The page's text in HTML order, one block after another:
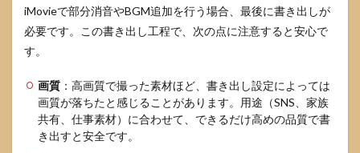
iMovieで部分消音やBGM追加を行う場合、最後に書き出しが
必要です。この書き出し工程で、次の点に注意すると安心で
す。
画質 ：高画質で撮った素材ほど、書き出し設定によっては
画質が落ちたと感じることがあります。用途（SNS、家族
共有、仕事素材）に合わせて、できるだけ高めの品質で書
き出すと安全です。